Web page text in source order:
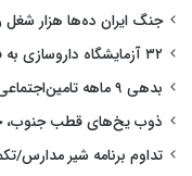
جنگ ایران ده‌ها هزار شغل
۳۲ آزمایشگاه داروسازی به فضا می‌روند
بدهی ۹ ماهه تامین‌اجتماعی به مراکز دیالیز
ذوب یخ‌های قطب جنوب،
تداوم برنامه شیر مدارس/